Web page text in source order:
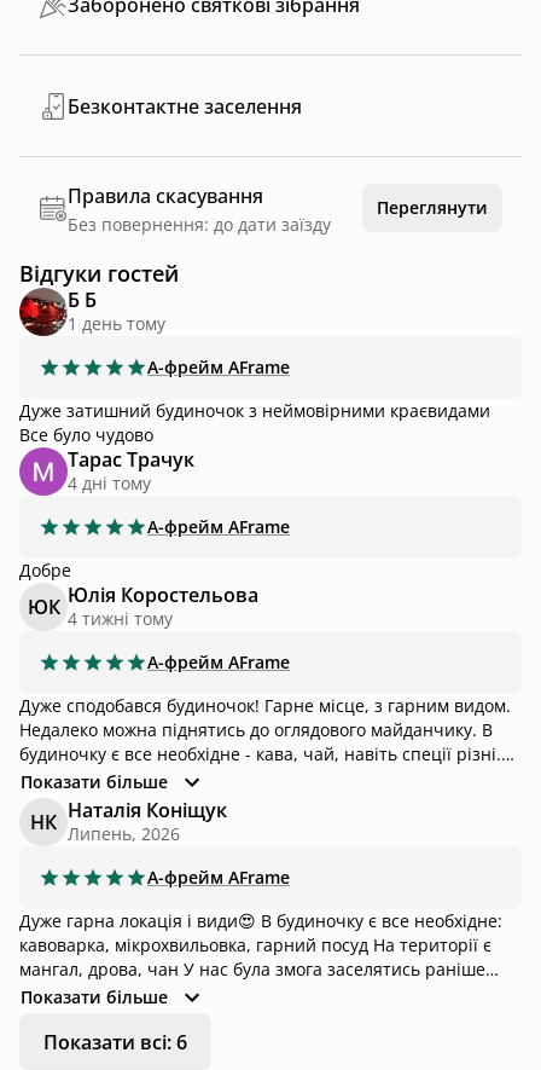
Безконтактне заселення
Правила скасування
Без повернення: до дати заїзду
Переглянути
Відгуки гостей
Б Б
1 день тому
А-фрейм AFrame
Дуже затишний будиночок з неймовірними краєвидами
Все було чудово
Тарас Трачук
4 днi тому
А-фрейм AFrame
Добре
ЮК Юлія Коростельова
4 тижні тому
А-фрейм AFrame
Дуже сподобався будиночок! Гарне місце, з гарним видом.
Недалеко можна піднятись до оглядового майданчику. В
будиночку є все необхідне - кава, чай, навіть спеції різні.
Мангальна зона зі всім необхідним. Власники - дуже
привітні. Плануємо повертатися знову ! Дякуємо за
чудовий настрій для відпочинку!
Показати більше
НК Наталія Коніщук
Липень, 2026
А-фрейм AFrame
Дуже гарна локація і види😍 В будиночку є все необхідне:
кавоварка, мікрохвильовка, гарний посуд На території є
мангал, дрова, чан У нас була змога заселятись раніше
зазначеного часу і тут було без проблем Приємна
доїхати на своєму авто(є парковка), або ж взяти таксі
Показати більше
Показати всі: 6